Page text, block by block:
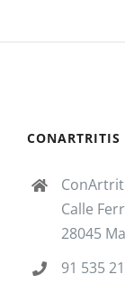
CONARTRITIS
Calle
28045
91 535